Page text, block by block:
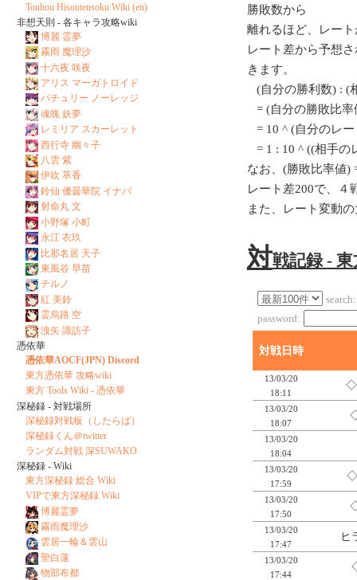
勝敗数から
離れるほど、レー
レート差から予想
きます。
(自分の勝利数) : (
= (自分の勝敗比率
= 10 ^ (自分のレー
= 1 : 10 ^ ((相手の
なお、(勝敗比率値)
レート差200で、４
また、レート変動
対戦記録 -
search:
password:
対戦日時
13/03/20
18:11
13/03/20
18:07
13/03/20
18:04
13/03/20
17:59
13/03/20
17:50
13/03/20
17:47
ヒ
13/03/20
17:44
Touhou Hisoutensoku Wiki (en)
非想天則 - 各キャラ攻略wiki
博麗 霊夢
霧雨 魔理沙
十六夜 咲夜
アリス マーガトロイド
パチュリー ノーレッジ
魂魄 妖夢
レミリア スカーレット
西行寺 幽々子
八雲 紫
伊吹 萃香
鈴仙 優曇華院 イナバ
射命丸 文
小野塚 小町
永江 衣玖
比那名居 天子
東風谷 早苗
チルノ
紅 美鈴
霊烏路 空
洩矢 諏訪子
憑依華
憑依華AOCF(JPN) Discord
東方憑依華 攻略wiki
東方 Tools Wiki - 憑依華
深秘録 - 対戦場所
深秘録対戦板（したらば）
深秘録くん＠twitter
ランダム対戦 深SUWAKO
深秘録 - Wiki
東方深秘録 総合 Wiki
VIPで東方深秘録 Wiki
博麗霊夢
霧雨魔理沙
雲居一輪＆雲山
聖白蓮
物部布都